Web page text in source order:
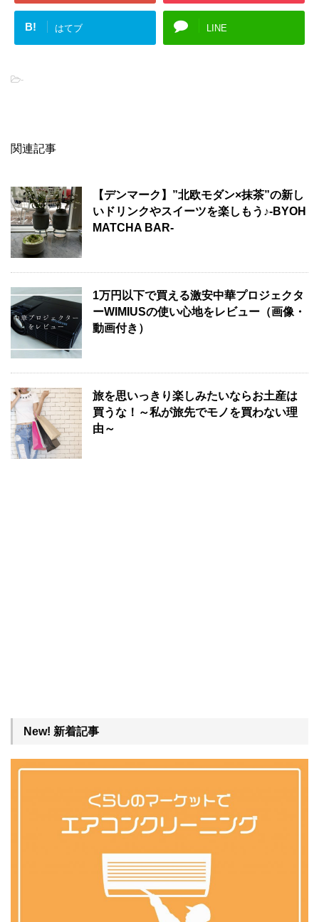
B! はてブ LINE
-
関連記事
【デンマーク】”北欧モダン×抹茶”の新し
いドリンクやスイーツを楽しもう♪-BYOH
MATCHA BAR-
1万円以下で買える激安中華プロジェクタ
ーWIMIUSの使い心地をレビュー（画像・
動画付き）
旅を思いっきり楽しみたいならお土産は
買うな！～私が旅先でモノを買わない理
由～
New! 新着記事